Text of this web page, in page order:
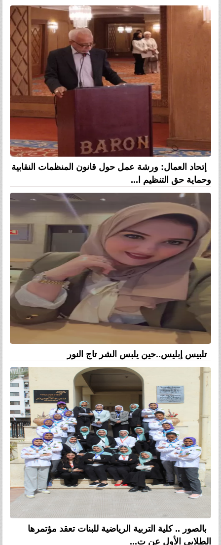
إتحاد العمال: ورشة عمل حول قانون المنظمات النقابية
وحماية حق التنظيم ا...
تلبيس إبليس..حين يلبس الشر تاج النور
بالصور .. كلية التربية الرياضية للبنات تعقد مؤتمرها
الطلابى الأول عن ت...